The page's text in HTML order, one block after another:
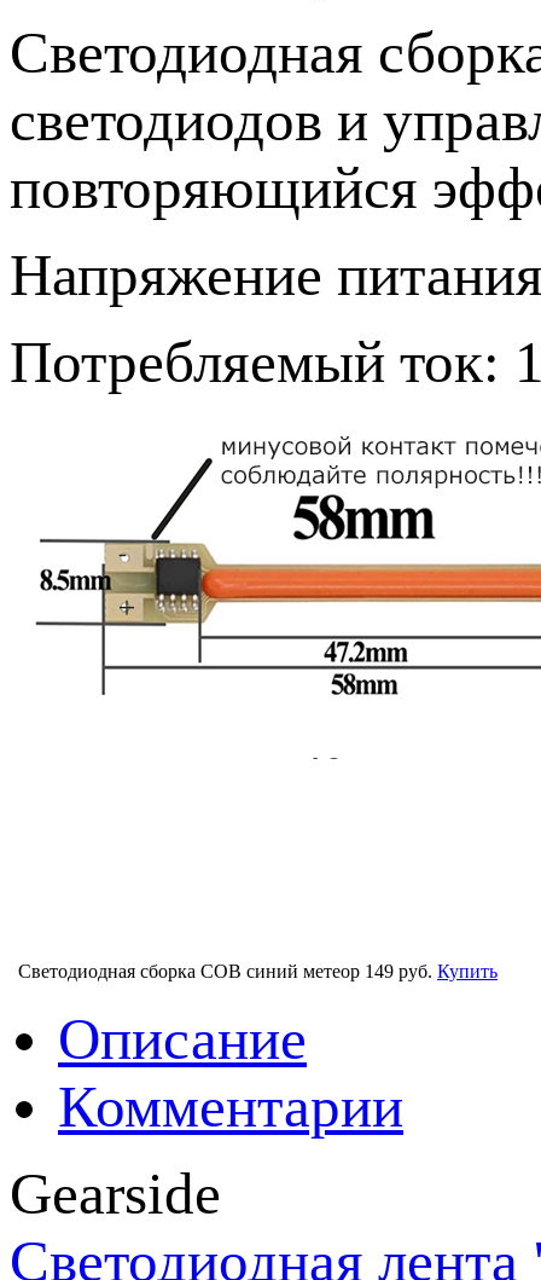
Светодиодная
светодиодов и
повторяющийся
Напряжение
Потребляемый ток:
Светодиодная сборка COB синий метеор 149 руб. Купить
Описание
Комментарии
Gearside
Светодиодная